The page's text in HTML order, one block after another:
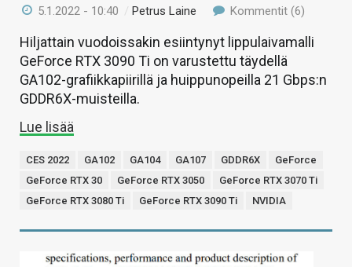
5.1.2022 - 10:40 /Petrus Laine Kommentit (6)
Hiljattain vuodoissakin esiintynyt lippulaivamalli
GeForce RTX 3090 Ti on varustettu täydellä
GA102-grafiikkapiirillä ja huippunopeilla 21 Gbps:n
GDDR6X-muisteilla.
Lue lisää
CES 2022 GA102 GA104 GA107 GDDR6X
GeForce
GeForce RTX 30
GeForce RTX 3050
GeForce RTX 3070 Ti
GeForce RTX 3080 Ti
GeForce RTX 3090 Ti NVIDIA